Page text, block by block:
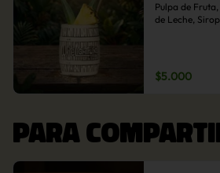
Pulpa de
de Leche,
$5.000
PARA